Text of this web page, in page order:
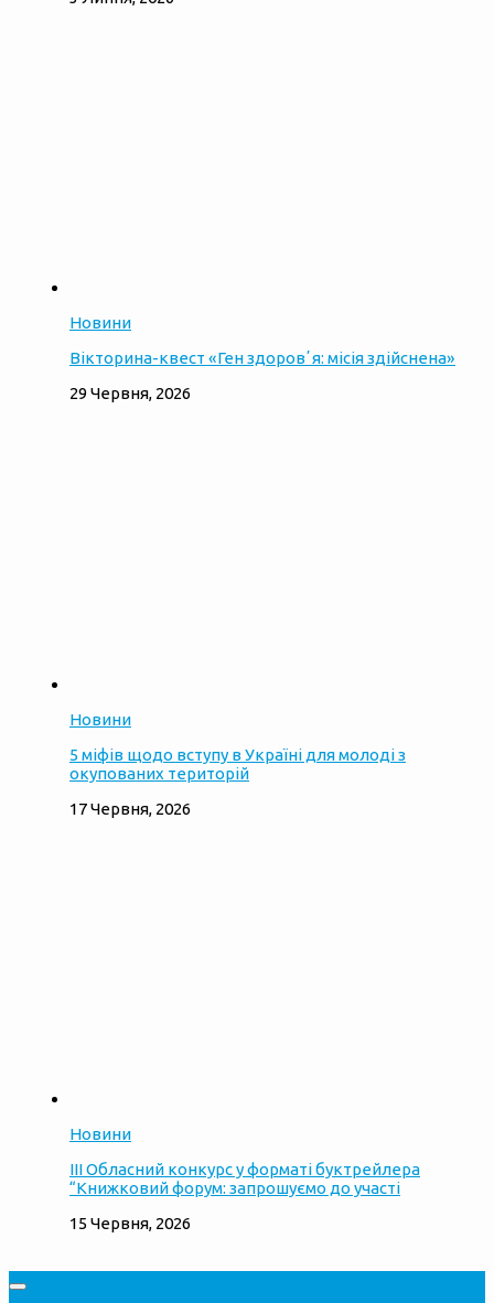
Новини
Вікторина-квест «Ген здоровʼя: місія здійснена»
29 Червня, 2026
Новини
5 міфів щодо вступу в Україні для молоді з
окупованих територій
17 Червня, 2026
Новини
ІІІ Обласний конкурс у форматі буктрейлера
“Книжковий форум: запрошуємо до участі
15 Червня, 2026